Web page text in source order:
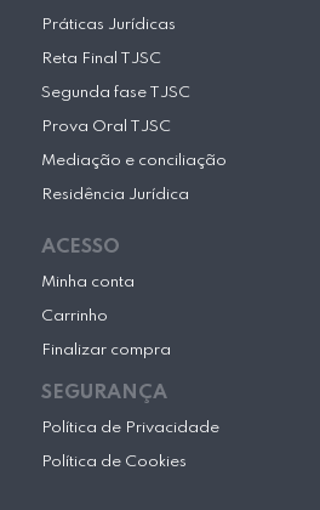
Práticas Jurídicas
Reta Final TJSC
Segunda fase TJSC
Prova Oral TJSC
Mediação e conciliação
Residência Jurídica
ACESSO
Minha conta
Carrinho
Finalizar compra
SEGURANÇA
Política de Privacidade
Política de Cookies